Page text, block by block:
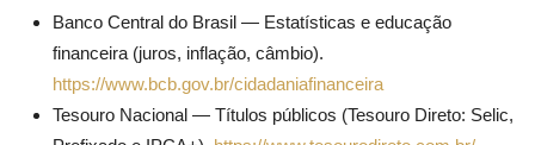
Banco Central do Brasil — Estatísticas e educação
financeira (juros, inflação, câmbio).
https://www.bcb.gov.br/cidadaniafinanceira
Tesouro Nacional — Títulos públicos (Tesouro Direto: Selic,